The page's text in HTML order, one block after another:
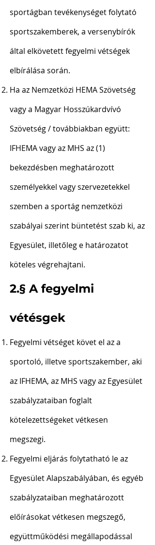
sportágban tevékenységet folytató
sportszakemberek, a versenybírók
által elkövetett fegyelmi vétségek
elbírálása során.
Ha az Nemzetközi HEMA Szövetség
vagy a Magyar Hosszúkardvívó
Szövetség / továbbiakban együtt:
IFHEMA vagy az MHS az (1)
bekezdésben meghatározott
személyekkel vagy szervezetekkel
szemben a sportág nemzetközi
szabályai szerint büntetést szab ki, az
Egyesület, illetőleg e határozatot
köteles végrehajtani.
2.§ A fegyelmi
vétésgek
Fegyelmi vétséget követ el az a
sportoló, illetve sportszakember, aki
az IFHEMA, az MHS vagy az Egyesület
szabályzataiban foglalt
kötelezettségeket vétkesen
megszegi.
Fegyelmi eljárás folytatható le az
Egyesület Alapszabályában, és egyéb
szabályzataiban meghatározott
előírásokat vétkesen megszegő,
együttműködési megállapodással